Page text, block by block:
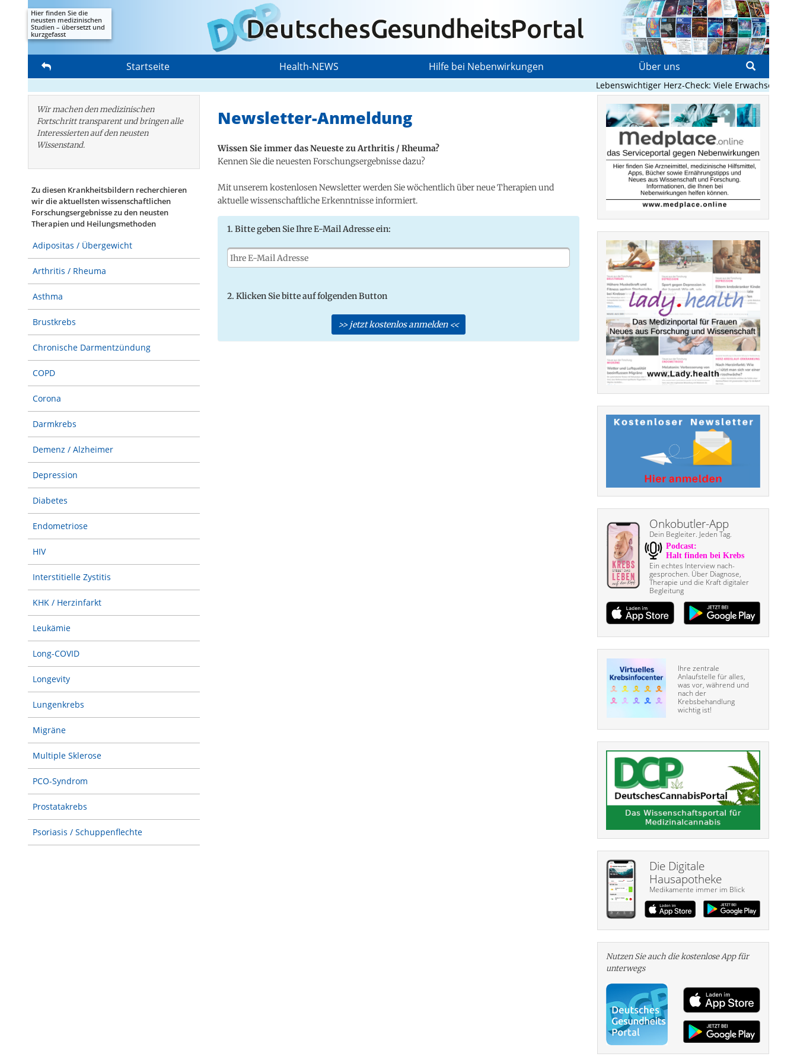
Hier finden Sie die
neusten medizinischen
Studien – übersetzt und
kurzgefasst
Startseite Health-NEWS Hilfe bei Nebenwirkungen Über uns
Lebenswichtiger Herz-Check: Viele Erwachsene mit
Wir machen den medizinischen
Fortschritt transparent und bringen alle
Interessierten auf den neusten
Wissenstand.
Zu diesen Krankheitsbildern recherchieren
wir die aktuellsten wissenschaftlichen
Forschungs­ergebnisse zu den neusten
Therapien und Heilungsmethoden
Adipositas / Übergewicht
Arthritis / Rheuma
Asthma
Brustkrebs
Chronische Darmentzündung
COPD
Corona
Darmkrebs
Demenz / Alzheimer
Depression
Diabetes
Endometriose
HIV
Interstitielle Zystitis
KHK / Herzinfarkt
Leukämie
Long-COVID
Longevity
Lungenkrebs
Migräne
Multiple Sklerose
PCO-Syndrom
Prostatakrebs
Psoriasis / Schuppenflechte
Newsletter-Anmeldung
Wissen Sie immer das Neueste zu Arthritis / Rheuma?
Kennen Sie die neuesten Forschungsergebnisse dazu?
Mit unserem kostenlosen Newsletter werden Sie wöchentlich über neue Therapien und
aktuelle wissenschaftliche Erkenntnisse informiert.
1. Bitte geben Sie Ihre E-Mail Adresse ein:
2. Klicken Sie bitte auf folgenden Button
>> jetzt kostenlos anmelden <<
Onkobutler-App
Dein Begleiter. Jeden Tag.
Ein echtes Interview nach­
gesprochen. Über Diagnose,
Therapie und die Kraft digitaler
Begleitung
Ihre zentrale
Anlaufstelle für alles,
was vor, während und
nach der
Krebsbehandlung
wichtig ist!
Die Digitale
Hausapotheke
Medikamente immer im Blick
Nutzen Sie auch die kosten­lose App für
unterwegs